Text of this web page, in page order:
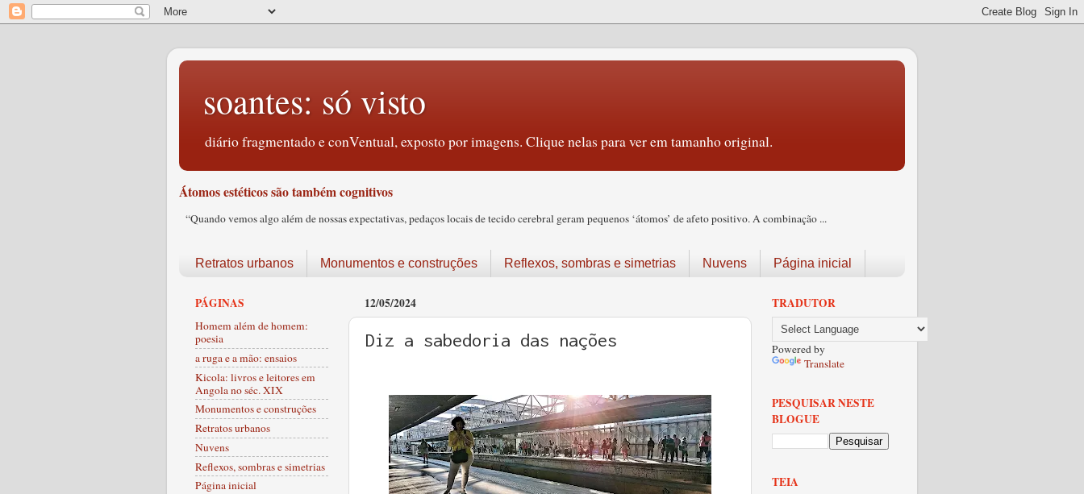
soantes: só visto
diário fragmentado e conVentual, exposto por imagens. Clique nelas para ver em tamanho original.
Átomos estéticos são também cognitivos
“Quando vemos algo além de nossas expectativas, pedaços locais de tecido cerebral geram pequenos ‘átomos’ de afeto positivo. A combinação ...
Retratos urbanos Monumentos e construções Reflexos, sombras e simetrias Nuvens Página inicial
12/05/2024
Diz a sabedoria das nações
PÁGINAS
Homem além de homem:
poesia
a ruga e a mão: ensaios
Kicola: livros e leitores em
Angola no séc. XIX
Monumentos e construções
Retratos urbanos
Nuvens
Reflexos, sombras e simetrias
Página inicial
TRADUTOR
Powered by
Translate
PESQUISAR NESTE
BLOGUE
TEIA